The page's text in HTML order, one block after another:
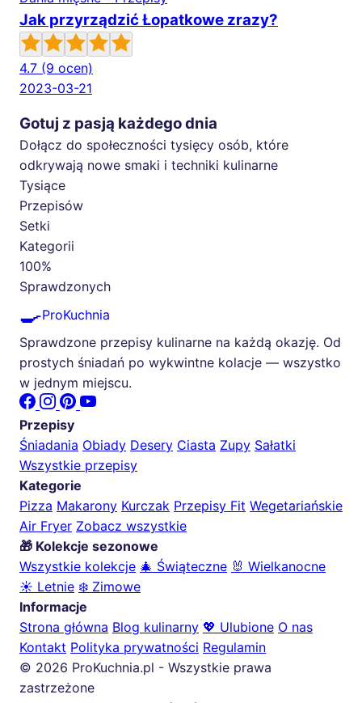
Jak przyrządzić Łopatkowe zrazy?
4.7 (9 ocen)
2023-03-21
Gotuj z pasją każdego dnia
Dołącz do społeczności tysięcy osób, które
odkrywają nowe smaki i techniki kulinarne
Tysiące
Przepisów
Setki
Kategorii
100%
Sprawdzonych
🍳ProKuchnia
Sprawdzone przepisy kulinarne na każdą okazję. Od
prostych śniadań po wykwintne kolacje — wszystko
w jednym miejscu.
Przepisy
Śniadania Obiady Desery Ciasta Zupy Sałatki
Wszystkie przepisy
Kategorie
Pizza Makarony Kurczak Przepisy Fit Wegetariańskie
Air Fryer Zobacz wszystkie
🎁 Kolekcje sezonowe
Wszystkie kolekcje 🎄 Świąteczne 🐰 Wielkanocne
☀️ Letnie ❄️ Zimowe
Informacje
Strona główna Blog kulinarny 💖 Ulubione O nas
Kontakt Polityka prywatności Regulamin
© 2026 ProKuchnia.pl - Wszystkie prawa
zastrzeżone